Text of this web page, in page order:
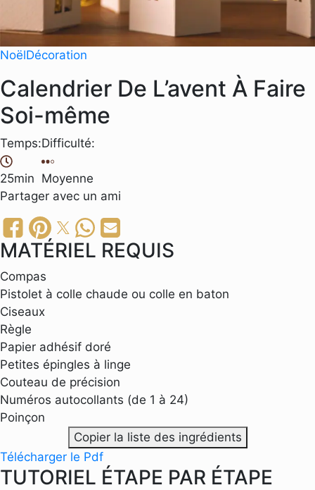
NoëlDécoration
Calendrier De L’avent À Faire
Soi-même
Temps:Difficulté:
25min Moyenne
Partager avec un ami
MATÉRIEL REQUIS
Compas
Pistolet à colle chaude ou colle en baton
Ciseaux
Règle
Papier adhésif doré
Petites épingles à linge
Couteau de précision
Numéros autocollants (de 1 à 24)
Poinçon
Copier la liste des ingrédients
Télécharger le Pdf
TUTORIEL ÉTAPE PAR ÉTAPE